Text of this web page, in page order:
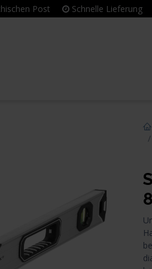
Post Schnelle Lieferung